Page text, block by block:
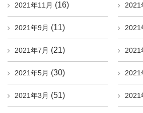
2021年11月 (16) 2021
2021年9月 (11) 2021
2021年7月 (21) 2021
2021年5月 (30) 2021
2021年3月 (51) 2021